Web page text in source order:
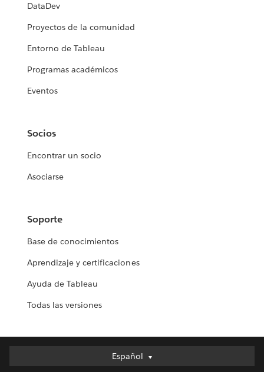
DataDev
Proyectos de la comunidad
Entorno de Tableau
Programas académicos
Eventos
Socios
Encontrar un socio
Asociarse
Soporte
Base de conocimientos
Aprendizaje y certificaciones
Ayuda de Tableau
Todas las versiones
Español
Español